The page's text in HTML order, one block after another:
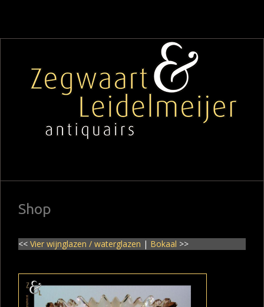
Shop
<< Vier wijnglazen / waterglazen | Bokaal >>